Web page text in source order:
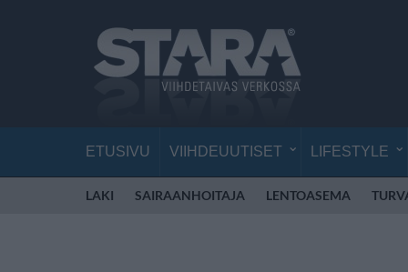
ETUSIVU VIIHDEUUTISET LIFESTYLE
LAKI SAIRAANHOITAJA LENTOASEMA